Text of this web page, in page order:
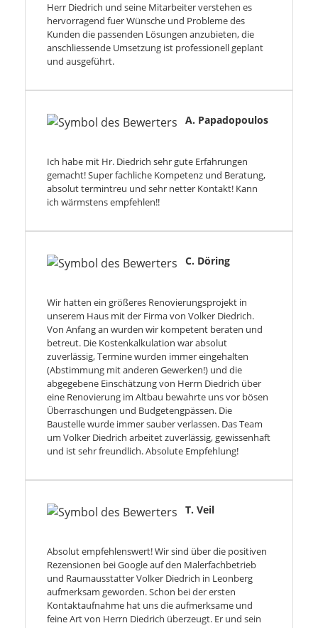
Herr Diedrich und seine Mitarbeiter verstehen es
hervorragend fuer Wünsche und Probleme des
Kunden die passenden Lösungen anzubieten, die
anschliessende Umsetzung ist professionell geplant
und ausgeführt.
A. Papadopoulos
Ich habe mit Hr. Diedrich sehr gute Erfahrungen
gemacht! Super fachliche Kompetenz und Beratung,
absolut termintreu und sehr netter Kontakt! Kann
ich wärmstens empfehlen!!
C. Döring
Wir hatten ein größeres Renovierungsprojekt in
unserem Haus mit der Firma von Volker Diedrich.
Von Anfang an wurden wir kompetent beraten und
betreut. Die Kostenkalkulation war absolut
zuverlässig, Termine wurden immer eingehalten
(Abstimmung mit anderen Gewerken!) und die
abgegebene Einschätzung von Herrn Diedrich über
eine Renovierung im Altbau bewahrte uns vor bösen
Überraschungen und Budgetengpässen. Die
Baustelle wurde immer sauber verlassen. Das Team
um Volker Diedrich arbeitet zuverlässig, gewissenhaft
und ist sehr freundlich. Absolute Empfehlung!
T. Veil
Absolut empfehlenswert! Wir sind über die positiven
Rezensionen bei Google auf den Malerfachbetrieb
und Raumausstatter Volker Diedrich in Leonberg
aufmerksam geworden. Schon bei der ersten
Kontaktaufnahme hat uns die aufmerksame und
feine Art von Herrn Diedrich überzeugt. Er und sein